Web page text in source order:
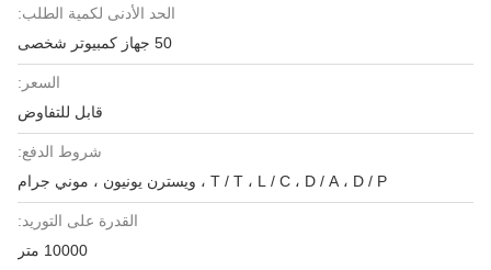
الحد الأدنى لكمية الطلب:
50 جهاز كمبيوتر شخصى
السعر:
قابل للتفاوض
شروط الدفع:
T / T ، L / C ، D / A ، D / P ، ويسترن يونيون ، موني جرام
القدرة على التوريد:
10000 متر